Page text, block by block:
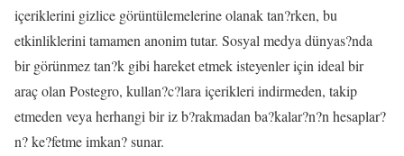
içeriklerini gizlice görüntülemelerine olanak tan?rken, bu
etkinliklerini tamamen anonim tutar. Sosyal medya dünyas?nda
bir görünmez tan?k gibi hareket etmek isteyenler için ideal bir
araç olan Postegro, kullan?c?lara içerikleri indirmeden, takip
etmeden veya herhangi bir iz b?rakmadan ba?kalar?n?n hesaplar?
n? ke?fetme imkan? sunar.